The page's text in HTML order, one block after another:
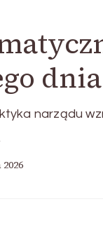
dnia
narządu